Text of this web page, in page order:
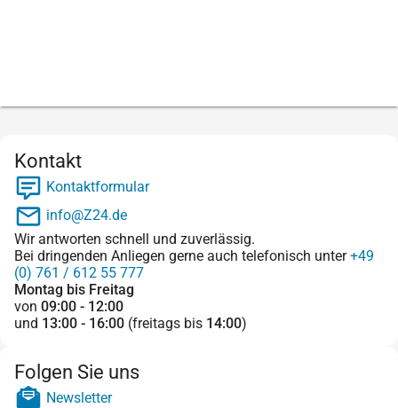
Kontakt
Kontaktformular
info@Z24.de
Wir antworten schnell und zuverlässig.
Bei dringenden Anliegen gerne auch telefonisch unter+49
(0) 761 / 612 55 777
Montag bis Freitag
von 09:00 - 12:00
und 13:00 - 16:00 (freitags bis 14:00)
Folgen Sie uns
Newsletter